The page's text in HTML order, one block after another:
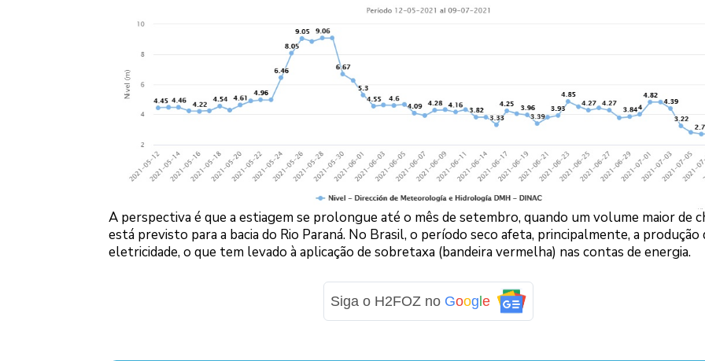
A perspectiva é que a estiagem se prolongue até o mês de setembro, quando um volume maior de
está previsto para a bacia do Rio Paraná. No Brasil, o período seco afeta, principalmente, a produção
eletricidade, o que tem levado à aplicação de sobretaxa (bandeira vermelha) nas contas de energia.
Siga o H2FOZ no Google